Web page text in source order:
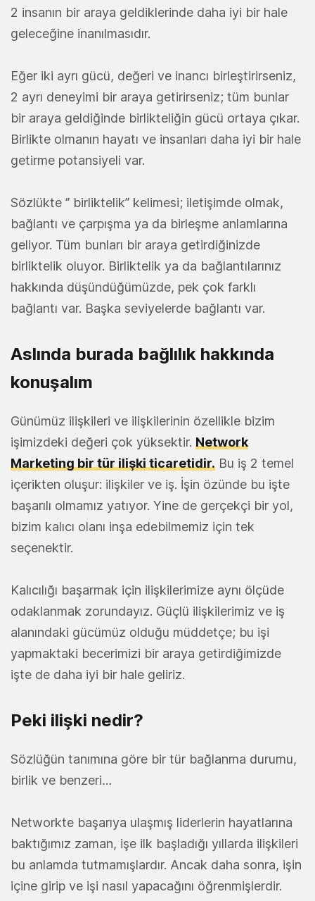
2 insanın bir araya geldiklerinde daha iyi bir hale
geleceğine inanılmasıdır.
Eğer iki ayrı gücü, değeri ve inancı birleştirirseniz,
2 ayrı deneyimi bir araya getirirseniz; tüm bunlar
bir araya geldiğinde birlikteliğin gücü ortaya çıkar.
Birlikte olmanın hayatı ve insanları daha iyi bir hale
getirme potansiyeli var.
Sözlükte ‘’ birliktelik’’ kelimesi; iletişimde olmak,
bağlantı ve çarpışma ya da birleşme anlamlarına
geliyor. Tüm bunları bir araya getirdiğinizde
birliktelik oluyor. Birliktelik ya da bağlantılarınız
hakkında düşündüğümüzde, pek çok farklı
bağlantı var. Başka seviyelerde bağlantı var.
Aslında burada bağlılık hakkında
konuşalım
Günümüz ilişkileri ve ilişkilerinin özellikle bizim
işimizdeki değeri çok yüksektir. Network
Marketing bir tür ilişki ticaretidir. Bu iş 2 temel
içerikten oluşur: ilişkiler ve iş. İşin özünde bu işte
başarılı olmamız yatıyor. Yine de gerçekçi bir yol,
bizim kalıcı olanı inşa edebilmemiz için tek
seçenektir.
Kalıcılığı başarmak için ilişkilerimize aynı ölçüde
odaklanmak zorundayız. Güçlü ilişkilerimiz ve iş
alanındaki gücümüz olduğu müddetçe; bu işi
yapmaktaki becerimizi bir araya getirdiğimizde
işte de daha iyi bir hale geliriz.
Peki ilişki nedir?
Sözlüğün tanımına göre bir tür bağlanma durumu,
birlik ve benzeri…
Networkte başarıya ulaşmış liderlerin hayatlarına
baktığımız zaman, işe ilk başladığı yıllarda ilişkileri
bu anlamda tutmamışlardır. Ancak daha sonra, işin
içine girip ve işi nasıl yapacağını öğrenmişlerdir.